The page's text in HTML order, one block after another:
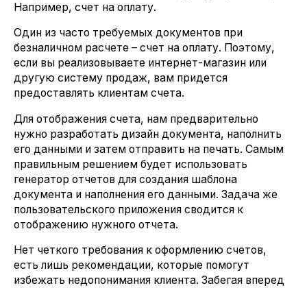
Например, счет на оплату.
Один из часто требуемых документов при
безналичном расчете – счет на оплату. Поэтому,
если вы реализовываете интернет-магазин или
другую систему продаж, вам придется
предоставлять клиентам счета.
Для отображения счета, нам предварительно
нужно разработать дизайн документа, наполнить
его данными и затем отправить на печать. Самым
правильным решением будет использовать
генератор отчетов для создания шаблона
документа и наполнения его данными. Задача же
пользовательского приложения сводится к
отображению нужного отчета.
Нет четкого требования к оформлению счетов,
есть лишь рекомендации, которые помогут
избежать недопонимания клиента. Забегая вперед